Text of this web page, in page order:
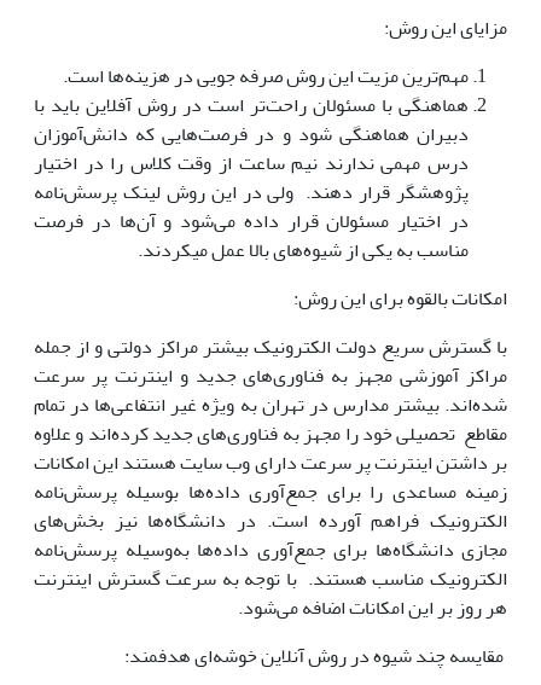
مزایای این روش:
مهم‌ترین مزیت این روش صرفه جویی در هزینه‌ها است.
هماهنگی با مسئولان راحت‌تر است در روش آفلاین باید با
دبیران هماهنگی شود و در فرصت‌هایی که دانش‌آموزان
درس مهمی ندارند نیم ساعت از وقت کلاس را در اختیار
پژوهشگر قرار دهند. ولی در این روش لینک پرسش‌نامه
در اختیار مسئولان قرار داده می‌شود و آن‌ها در فرصت
مناسب به یکی از شیوه‌های بالا عمل میکردند.
امکانات بالقوه برای این روش:
با گسترش سریع دولت الکترونیک بیشتر مراکز دولتی و از جمله
مراکز آموزشی مجهز به فناوری‌های جدید و اینترنت پر سرعت
شده‌اند. بیشتر مدارس در تهران به ویژه غیر انتفاعی‌ها در تمام
مقاطع تحصیلی خود را مجهز به فناوری‌های جدید کرده‌اند و علاوه
بر داشتن اینترنت پر سرعت دارای وب سایت هستند این امکانات
زمینه مساعدی را برای جمع‌آوری داده‌ها بوسیله پرسش‌نامه
الکترونیک فراهم آورده است. در دانشگاه‌ها نیز بخش‌های
مجازی دانشگاه‌ها برای جمع‌آوری داده‌ها به‌وسیله پرسش‌نامه
الکترونیک مناسب هستند. با توجه به سرعت گسترش اینترنت
هر روز بر این امکانات اضافه می‌شود.
مقایسه چند شیوه در روش آنلاین خوشه‌ای هدفمند: